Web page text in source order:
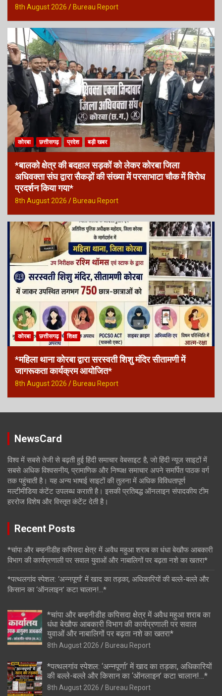
8th August 2026 Bureau Report
कोरबा छत्तीसगढ़ प्रदेश बड़ी खबर
*बालको क्षेत्र की बदहाल सड़कों को लेकर कोरबा जिला
अधिवक्ता संघ द्वारा सैकड़ों की संख्या में परसाभाटा चौक में विरोध
प्रदर्शन किया गया*
8th August 2026 Bureau Report
कोरबा छत्तीसगढ़ शिक्षा
*महिला थाना कोरबा द्वारा सरस्वती शिशु मंदिर सीतामणी में
जागरूकता कार्यक्रम आयोजित*
8th August 2026 Bureau Report
NewsCard
विश्व में सबसे तेजी से बढ़ती हुई हिंदी समाचार वेबसाइट है, जो हिंदी न्यूज साइटों में
सबसे अधिक विश्वसनीय, प्रामाणिक और निष्पक्ष समाचार अपने समर्पित पाठक वर्ग
तक पहुंचाती है। यह अन्य भाषाई साइटों की तुलना में अधिक विविधतापूर्ण
मल्टीमीडिया कंटेंट उपलब्ध कराती है। इसकी प्रतिबद्ध ऑनलाइन संपादकीय टीम
हररोज विशेष और विस्तृत कंटेंट देती है।
Recent Posts
*चांपा और बम्हनीडीह कपिसदा क्षेत्र में अवैध महुआ शराब का धंधा बेखौफ आबकारी
विभाग की कार्यप्रणाली पर सवाल युवाओं और नाबालिगों पर बढ़ता नशे का खतरा*
*पत्थलगांव स्पेशल: ‘अन्नपूर्णा’ में खाद का तड़का, अधिकारियों की बल्ले-बल्ले और
किसान का ‘ऑनलाइन’ कटा चालान!…*
*चांपा और बम्हनीडीह कपिसदा क्षेत्र में अवैध महुआ शराब का
धंधा बेखौफ आबकारी विभाग की कार्यप्रणाली पर सवाल
युवाओं और नाबालिगों पर बढ़ता नशे का खतरा*
8th August 2026 Bureau Report
*पत्थलगांव स्पेशल: ‘अन्नपूर्णा’ में खाद का तड़का, अधिकारियों
की बल्ले-बल्ले और किसान का ‘ऑनलाइन’ कटा चालान!…*
8th August 2026 Bureau Report